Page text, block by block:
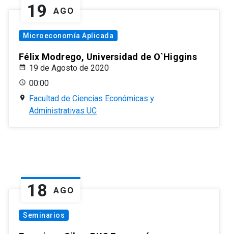
19 AGO
Microeconomía Aplicada
Félix Modrego, Universidad de O`Higgins
19 de Agosto de 2020
00:00
Facultad de Ciencias Económicas y
Administrativas UC
18 AGO
Seminarios